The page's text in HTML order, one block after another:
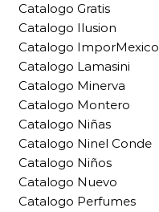
Catalogo Gratis
Catalogo Ilusion
Catalogo ImporMexico
Catalogo Lamasini
Catalogo Minerva
Catalogo Montero
Catalogo Niñas
Catalogo Ninel Conde
Catalogo Niños
Catalogo Nuevo
Catalogo Perfumes